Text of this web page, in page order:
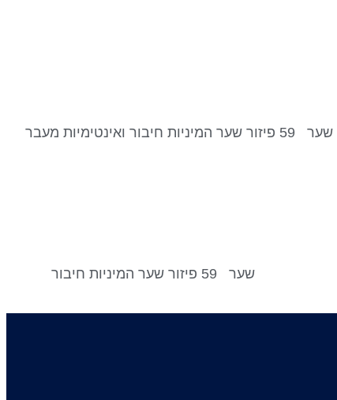
שער 59 – פיזור // קו 2 – ביישנות נכנסנו לשער 59 קו 2 בסביבות 22:52 לפי שעון ישראל, 23 באוגוסט, 2024 שער 59 פיזור שער המיניות חיבור ואינטימיות מעבר
שער 59 – פיזור // קו 1 – המכה המקדימה נכנסנו לשער 59 קו 1 בסביבות 23:57 לפי שעון ישראל, ב- 22 באוגוסט, 2024 שער 59 פיזור שער המיניות חיבור